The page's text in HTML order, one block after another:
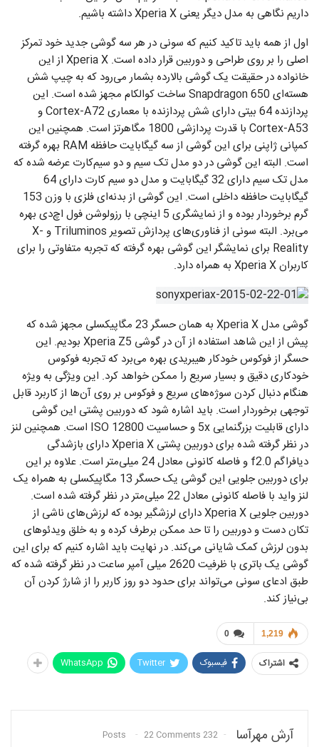
داریم نگاهی به مدل دیگر یعنی Xperia X داشته باشیم.
اول از همه باید تاکید کنیم که سونی در هر سه گوشی جدید خود تمرکز
اصلی را بر روی طراحی و دوربین قرار داده است. Xperia X از این
خانواده در حقیقت یک گوشی بالارده بشمار می‌رود که به چیپ شش
هسته‌ای Snapdragon 650 ساخت کوالکام مجهز شده است. این
پردازنده 64 بیتی دارای شش پردازنده با معماری Cortex-A72 و
Cortex-A53 با قدرت پردازشی 1800 مگاهرتز است. همچنین این
کمپانی ژاپنی برای این گوشی از سه گیگابایت حافظه RAM بهره گرفته
است. البته این گوشی در دو مدل تک سیم و دو سیم‌کارت عرضه شده که
مدل تک سیم دارای 32 گیگابایت و مدل دو سیم کارت دارای 64
گیگابایت حافظه داخلی است. این گوشی از بدنه‌ای فلزی با وزن 153
گرم برخوردار بوده و از نمایشگری 5 اینچی با رزولوشن فول اچ‌دی بهره
می‌برد. البته سونی از فناوری‌های پردازش تصویر Triluminos و X-
Reality برای نمایشگر این گوشی بهره گرفته که تجربه متفاوتی را برای
کاربران Xperia X به همراه دارد.
گوشی مدل Xperia X به همان حسگر 23 مگاپیکسلی مجهز شده که
پیش از این شاهد استفاده از آن در گوشی Xperia Z5 بودیم. این
حسگر از فوکوس خودکار هیبریدی بهره می‌برد که تجربه فوکوس
خودکاری دقیق و بسیار سریع را ممکن خواهد کرد. این ویژگی به ویژه
هنگام دنبال کردن سوژه‌های سریع و فوکوس بر روی آن‌ها از کاربرد قابل
توجهی برخوردار است. باید اشاره شود که دوربین پشتی این گوشی
دارای قابلیت بزرگنمایی 5x و حساسیت ISO 12800 است. همچنین لنز
در نظر گرفته شده برای دوربین پشتی Xperia X دارای بازشدگی
دیافراگم f2.0 و فاصله کانونی معادل 24 میلی‌متر است. علاوه بر این
برای دوربین جلویی این گوشی یک حسگر 13 مگاپیکسلی به همراه یک
لنز واید با فاصله کانونی معادل 22 میلی‌متر در نظر گرفته شده است.
دوربین جلویی Xperia X دارای لرزشگیر بوده که لرزش‌های ناشی از
تکان دست و دوربین را تا حد ممکن برطرف کرده و به خلق ویدئوهای
بدون لرزش کمک شایانی می‌کند. در نهایت باید اشاره کنیم که برای این
گوشی یک باتری با ظرفیت 2620 میلی آمپر ساعت در نظر گرفته شده که
طبق ادعای سونی می‌تواند برای حدود دو روز کاربر را از شارژ کردن آن
بی‌نیاز کند.
0 1,219
اشتراک فیسبوک Twitter
WhatsApp
آرش مهرآسا 232 Posts
22 Comments